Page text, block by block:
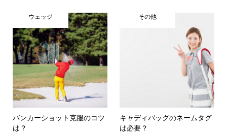
ウェッジ
バンカーショット克服のコツ
は？
その他
キャディバッグのネームタグ
は必要？